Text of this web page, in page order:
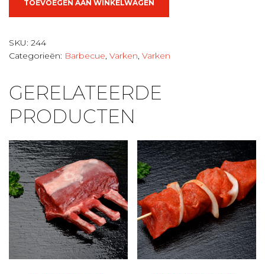
TOEVOEGEN AAN WINKELWAGEN
SKU: 244
Categorieën: Barbecue, Varken, Varken
GERELATEERDE
PRODUCTEN